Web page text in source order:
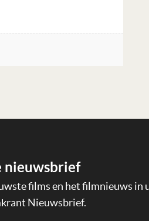
nieuwsbrief
films en het filmnieuws in
Nieuwsbrief.